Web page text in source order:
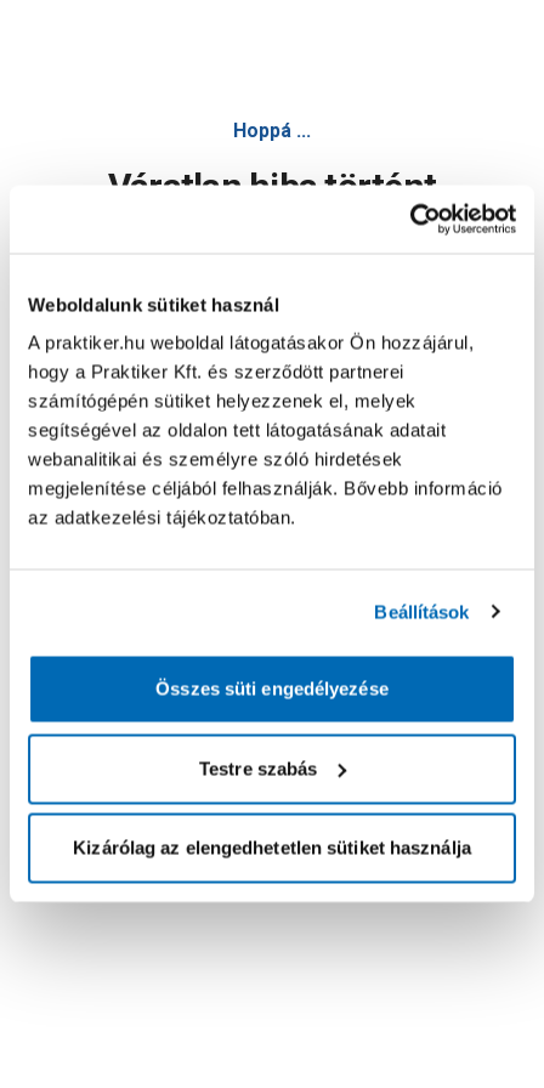
Weboldalunk sütiket használ
A praktiker.hu weboldal látogatásakor Ön hozzájárul,
hogy a Praktiker Kft. és szerződött partnerei
számítógépén sütiket helyezzenek el, melyek
segítségével az oldalon tett látogatásának adatait
webanalitikai és személyre szóló hirdetések
megjelenítése céljából felhasználják. Bővebb információ
az adatkezelési tájékoztatóban.
Beállítások
Összes süti engedélyezése
Testre szabás
Kizárólag az elengedhetetlen sütiket használja
Hoppá ...
Váratlan hiba történt
Oldal újratöltése